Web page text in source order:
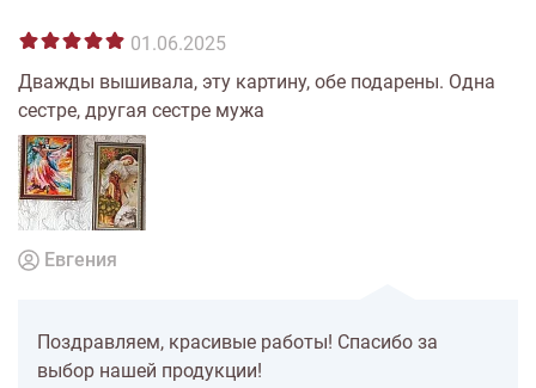
01.06.2025
Дважды вышивала, эту картину, обе подарены. Одна
сестре, другая сестре мужа
Евгения
Поздравляем, красивые работы! Спасибо за
выбор нашей продукции!